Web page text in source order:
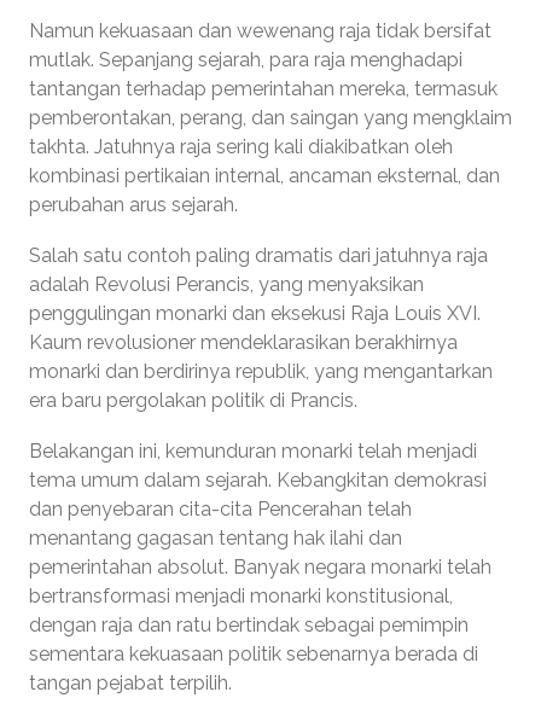
Namun kekuasaan dan wewenang raja tidak bersifat
mutlak. Sepanjang sejarah, para raja menghadapi
tantangan terhadap pemerintahan mereka, termasuk
pemberontakan, perang, dan saingan yang mengklaim
takhta. Jatuhnya raja sering kali diakibatkan oleh
kombinasi pertikaian internal, ancaman eksternal, dan
perubahan arus sejarah.
Salah satu contoh paling dramatis dari jatuhnya raja
adalah Revolusi Perancis, yang menyaksikan
penggulingan monarki dan eksekusi Raja Louis XVI.
Kaum revolusioner mendeklarasikan berakhirnya
monarki dan berdirinya republik, yang mengantarkan
era baru pergolakan politik di Prancis.
Belakangan ini, kemunduran monarki telah menjadi
tema umum dalam sejarah. Kebangkitan demokrasi
dan penyebaran cita-cita Pencerahan telah
menantang gagasan tentang hak ilahi dan
pemerintahan absolut. Banyak negara monarki telah
bertransformasi menjadi monarki konstitusional,
dengan raja dan ratu bertindak sebagai pemimpin
sementara kekuasaan politik sebenarnya berada di
tangan pejabat terpilih.